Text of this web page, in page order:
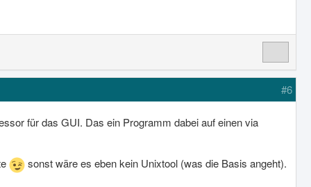
#6
für das GUI. Das ein Programm dabei auf einen via
sonst wäre es eben kein Unixtool (was die Basis angeht).